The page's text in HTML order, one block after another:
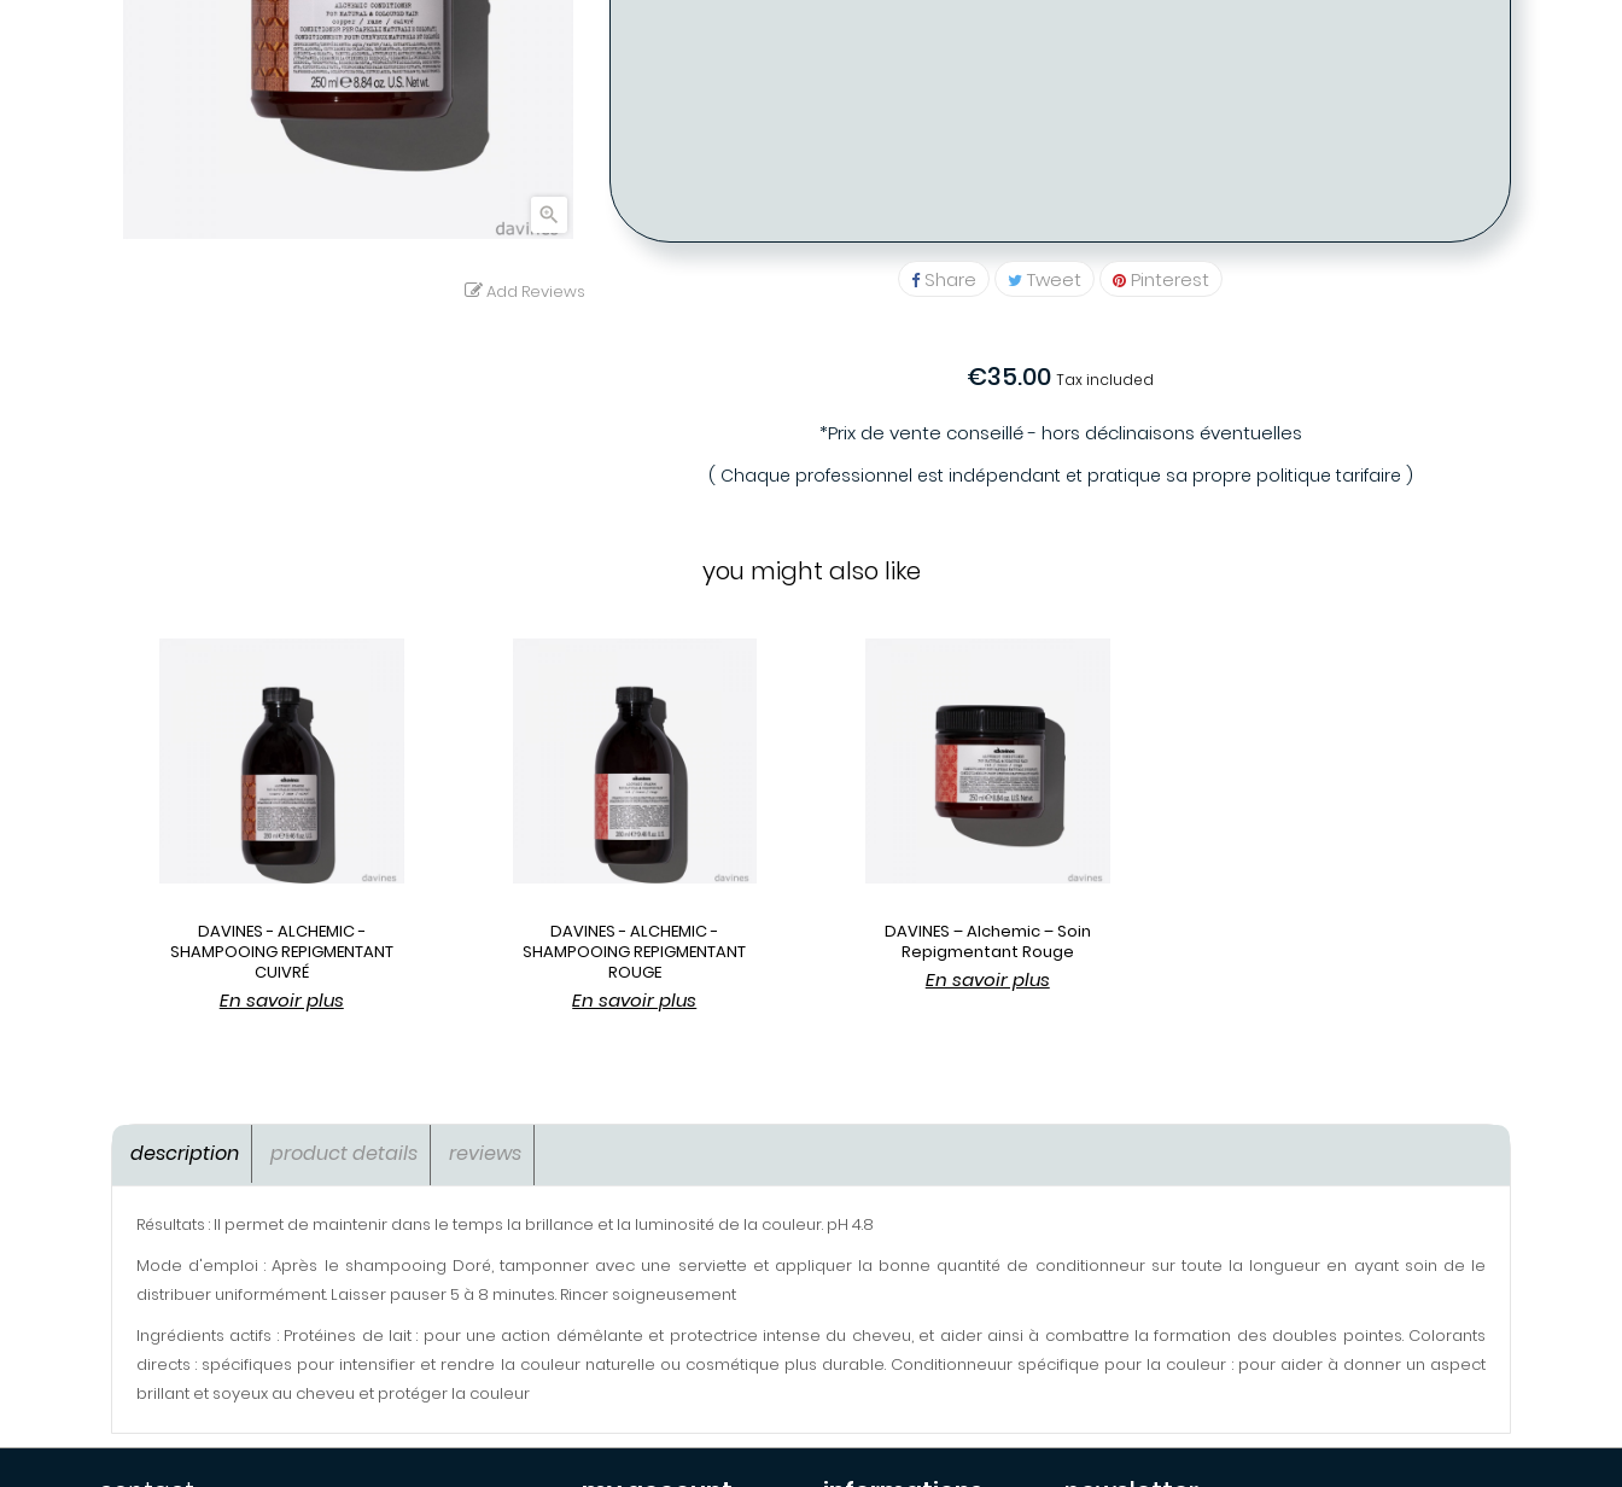

Add Reviews Share Tweet Pinterest
€35.00 Tax included
*Prix de vente conseillé - hors déclinaisons éventuelles
( Chaque professionnel est indépendant et pratique sa propre politique tarifaire )
you might also like
DAVINES - ALCHEMIC -
SHAMPOOING REPIGMENTANT
CUIVRÉ
En savoir plus
DAVINES - ALCHEMIC -
SHAMPOOING REPIGMENTANT
ROUGE
En savoir plus
DAVINES – Alchemic – Soin
Repigmentant Rouge
En savoir plus
description product details reviews
Résultats : Il permet de maintenir dans le temps la brillance et la luminosité de la couleur. pH 4.8
Mode d'emploi : Après le shampooing Doré, tamponner avec une serviette et appliquer la bonne quantité de conditionneur sur toute la longueur en ayant soin de le
distribuer uniformément. Laisser pauser 5 à 8 minutes. Rincer soigneusement
Ingrédients actifs : Protéines de lait : pour une action démêlante et protectrice intense du cheveu, et aider ainsi à combattre la formation des doubles pointes. Colorants
directs : spécifiques pour intensifier et rendre la couleur naturelle ou cosmétique plus durable. Conditionneuur spécifique pour la couleur : pour aider à donner un aspect
brillant et soyeux au cheveu et protéger la couleur